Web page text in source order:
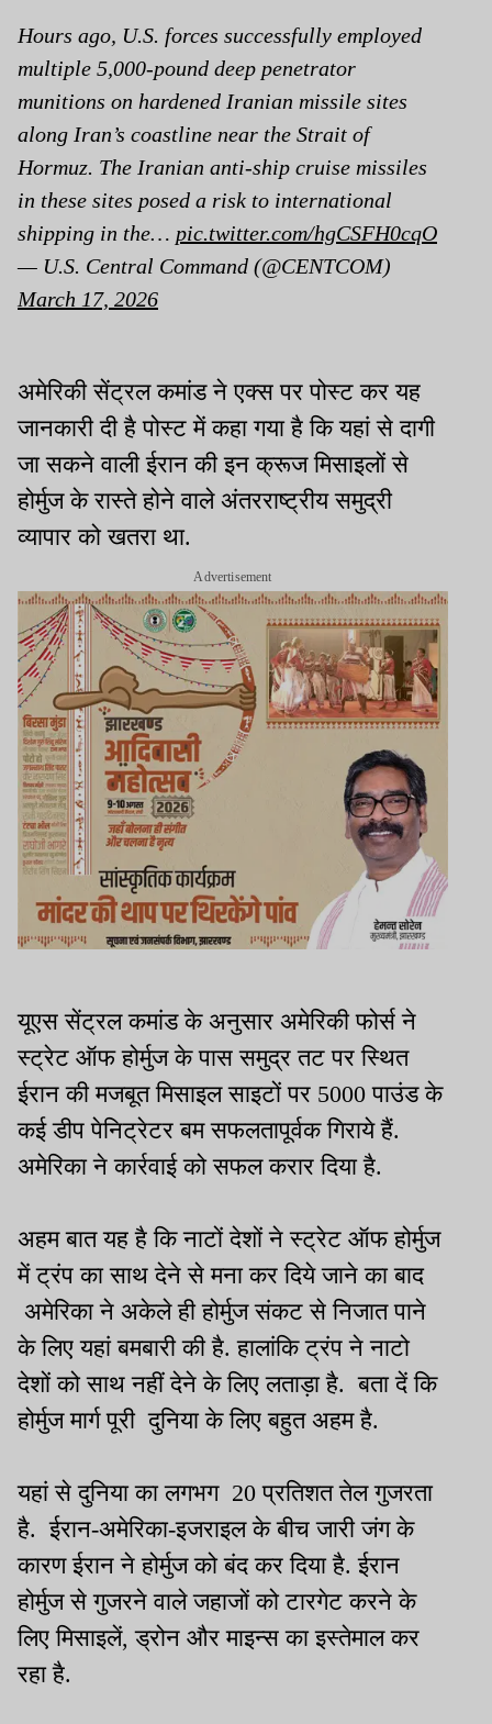
Hours ago, U.S. forces successfully employed
multiple 5,000-pound deep penetrator
munitions on hardened Iranian missile sites
along Iran’s coastline near the Strait of
Hormuz. The Iranian anti-ship cruise missiles
in these sites posed a risk to international
shipping in the… pic.twitter.com/hgCSFH0cqO
— U.S. Central Command (@CENTCOM)
March 17, 2026
अमेरिकी सेंट्रल कमांड ने एक्स पर पोस्ट कर यह
जानकारी दी है पोस्ट में कहा गया है कि यहां से दागी
जा सकने वाली ईरान की इन क्रूज मिसाइलों से
होर्मुज के रास्ते होने वाले अंतरराष्ट्रीय समुद्री
व्यापार को खतरा था.
Advertisement
यूएस सेंट्रल कमांड के अनुसार अमेरिकी फोर्स ने
स्ट्रेट ऑफ होर्मुज के पास समुद्र तट पर स्थित
ईरान की मजबूत मिसाइल साइटों पर 5000 पाउंड के
कई डीप पेनिट्रेटर बम सफलतापूर्वक गिराये हैं.
अमेरिका ने कार्रवाई को सफल करार दिया है.
अहम बात यह है कि नाटों देशों ने स्ट्रेट ऑफ होर्मुज
में ट्रंप का साथ देने से मना कर दिये जाने का बाद
अमेरिका ने अकेले ही होर्मुज संकट से निजात पाने
के लिए यहां बमबारी की है. हालांकि ट्रंप ने नाटो
देशों को साथ नहीं देने के लिए लताड़ा है. बता दें कि
होर्मुज मार्ग पूरी दुनिया के लिए बहुत अहम है.
यहां से दुनिया का लगभग 20 प्रतिशत तेल गुजरता
है. ईरान-अमेरिका-इजराइल के बीच जारी जंग के
कारण ईरान ने होर्मुज को बंद कर दिया है. ईरान
होर्मुज से गुजरने वाले जहाजों को टारगेट करने के
लिए मिसाइलें, ड्रोन और माइन्स का इस्तेमाल कर
रहा है.